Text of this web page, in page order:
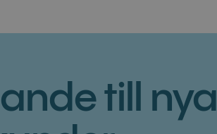
till nya